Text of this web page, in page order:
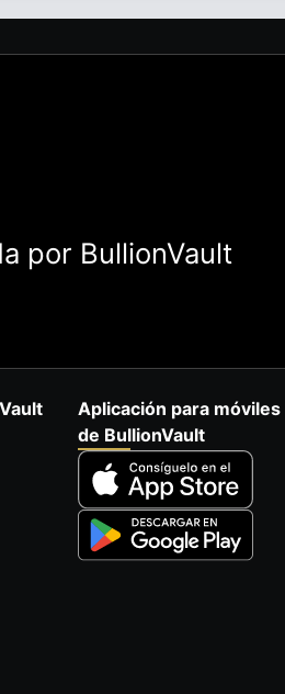
por BullionVault
Aplicación para móviles
de BullionVault